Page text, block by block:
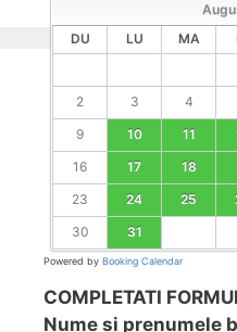
DU
LU MA
2
3 4
9
10 11
16
17 18
23
24 25
30
31
Powered by Booking Calendar
COMPLETATI
Nume si prenumele